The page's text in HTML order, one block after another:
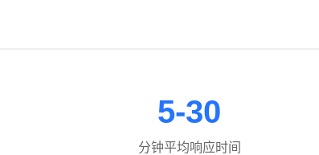
5-30
分钟平均响应时间